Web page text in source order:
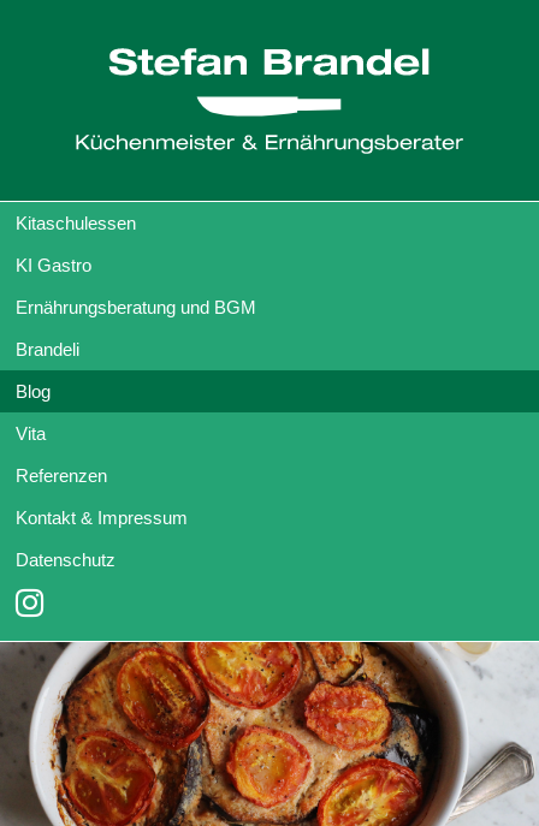
Kitaschulessen
KI Gastro
Ernährungsberatung und BGM
Brandeli
Blog
Vita
Referenzen
Kontakt & Impressum
Datenschutz